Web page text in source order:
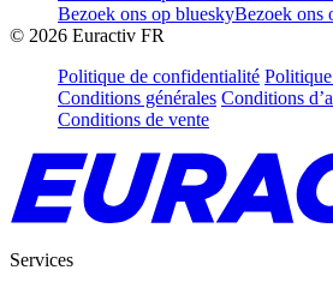
Bezoek ons op blueskyBezoek ons
© 2026 Euractiv FR
Politique de confidentialité
Conditions générales Conditions
Conditions de vente
Services